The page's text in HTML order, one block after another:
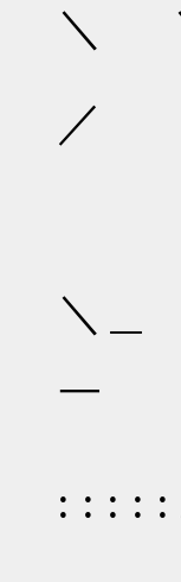
＼
／
／
|
ｉ :
|
＼＿
|
￣
|
: : : : :
|